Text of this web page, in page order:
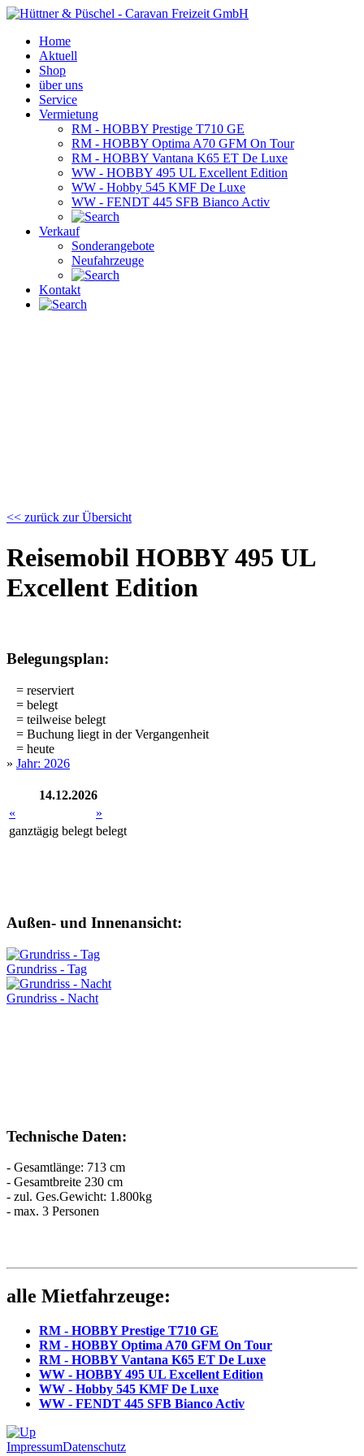
Home
Aktuell
Shop
über uns
Service
Vermietung
RM - HOBBY Prestige T710 GE
RM - HOBBY Optima A70 GFM On Tour
RM - HOBBY Vantana K65 ET De Luxe
WW - HOBBY 495 UL Excellent Edition
WW - Hobby 545 KMF De Luxe
WW - FENDT 445 SFB Bianco Activ
Verkauf
Sonderangebote
Neufahrzeuge
Kontakt
<< zurück zur Übersicht
Reisemobil HOBBY 495 UL
Excellent Edition
Belegungsplan:
= reserviert
= belegt
= teilweise belegt
= Buchung liegt in der Vergangenheit
= heute
» Jahr: 2026
14.12.2026
«
»
ganztägig belegt belegt
Außen- und Innenansicht:
Grundriss - Tag
Grundriss - Nacht
Technische Daten:
- Gesamtlänge: 713 cm
- Gesamtbreite 230 cm
- zul. Ges.Gewicht: 1.800kg
- max. 3 Personen
alle Mietfahrzeuge:
RM - HOBBY Prestige T710 GE
RM - HOBBY Optima A70 GFM On Tour
RM - HOBBY Vantana K65 ET De Luxe
WW - HOBBY 495 UL Excellent Edition
WW - Hobby 545 KMF De Luxe
WW - FENDT 445 SFB Bianco Activ
ImpressumDatenschutz